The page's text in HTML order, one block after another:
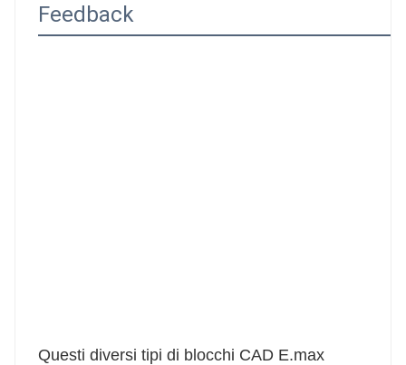
Feedback
Questi diversi tipi di blocchi CAD E.max